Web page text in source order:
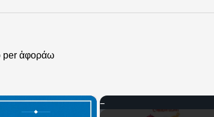
per ἀφοράω
×